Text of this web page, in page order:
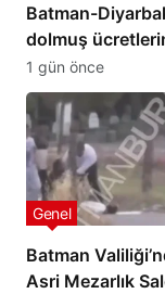
Batman-
dolmuş
1 gün önce
Batman
Asri Mezarlık
Genel